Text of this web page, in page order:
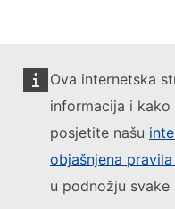
Ova internetska
informacija i
posjetite našu
objašnjena
u podnožju svake